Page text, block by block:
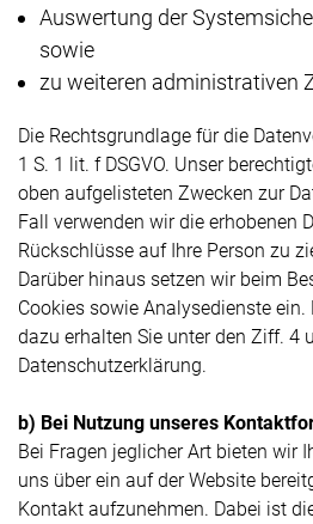
Auswertung der
sowie
zu weiteren administrativen
Die Rechtsgrundlage für die
1 S. 1 lit. f DSGVO. Unser
oben aufgelisteten Zwecken zur
Fall verwenden wir die erhobenen
Rückschlüsse auf Ihre Person zu
Darüber hinaus setzen wir beim
Cookies sowie Analysedienste ein.
dazu erhalten Sie unter den Ziff. 4
Datenschutzerklärung.
b) Bei Nutzung unseres
Bei Fragen jeglicher Art bieten wir
uns über ein auf der Website
Kontakt aufzunehmen. Dabei ist